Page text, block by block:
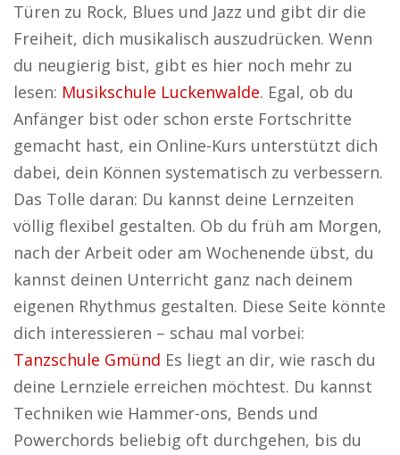
Türen zu Rock, Blues und Jazz und gibt dir die
Freiheit, dich musikalisch auszudrücken. Wenn
du neugierig bist, gibt es hier noch mehr zu
lesen: Musikschule Luckenwalde. Egal, ob du
Anfänger bist oder schon erste Fortschritte
gemacht hast, ein Online-Kurs unterstützt dich
dabei, dein Können systematisch zu verbessern.
Das Tolle daran: Du kannst deine Lernzeiten
völlig flexibel gestalten. Ob du früh am Morgen,
nach der Arbeit oder am Wochenende übst, du
kannst deinen Unterricht ganz nach deinem
eigenen Rhythmus gestalten. Diese Seite könnte
dich interessieren – schau mal vorbei:
Tanzschule Gmünd Es liegt an dir, wie rasch du
deine Lernziele erreichen möchtest. Du kannst
Techniken wie Hammer-ons, Bends und
Powerchords beliebig oft durchgehen, bis du